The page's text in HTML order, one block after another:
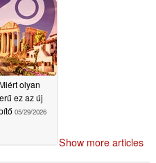
olyan
ez az új
05/29/2026
Show more articles